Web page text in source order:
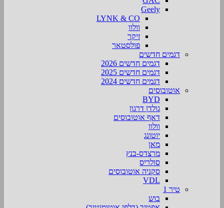
Geely
LYNK & CO
וולוו
זיקר
פולסטאר
דגמים חדשים
דגמים חדשים 2026
דגמים חדשים 2025
דגמים חדשים 2024
אוטובוסים
BYD
גולדן דרגון
דאף אוטובוסים
וולוו
יוטונג
מאן
מרצדס-בנץ
סולריס
סקניה אוטובוסים
VDL
טיר 1
בוש